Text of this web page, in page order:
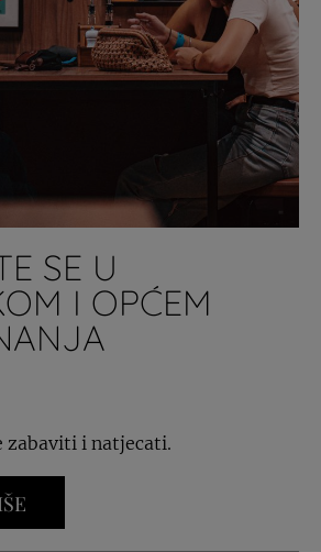
SE U
I OPĆEM
zabaviti i natjecati.